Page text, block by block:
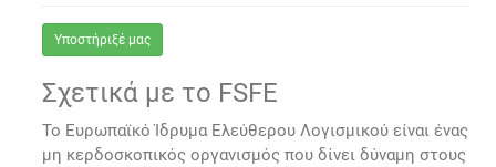
Υποστήριξέ μας
Σχετικά με το FSFE
Το Ευρωπαϊκό Ίδρυμα Ελεύθερου Λογισμικού είναι ένας
μη κερδοσκοπικός οργανισμός που δίνει δύναμη στους